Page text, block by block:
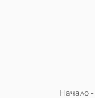
Начало -